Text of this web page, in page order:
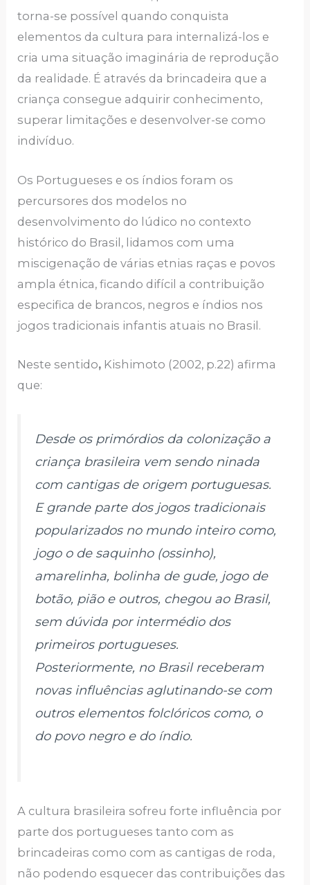
torna-se possível quando conquista
elementos da cultura para internalizá-los e
cria uma situação imaginária de reprodução
da realidade. É através da brincadeira que a
criança consegue adquirir conhecimento,
superar limitações e desenvolver-se como
indivíduo.
Os Portugueses e os índios foram os
percursores dos modelos no
desenvolvimento do lúdico no contexto
histórico do Brasil, lidamos com uma
miscigenação de várias etnias raças e povos
ampla étnica, ficando difícil a contribuição
especifica de brancos, negros e índios nos
jogos tradicionais infantis atuais no Brasil.
Neste sentido, Kishimoto (2002, p.22) afirma
que:
Desde os primórdios da colonização a
criança brasileira vem sendo ninada
com cantigas de origem portuguesas.
E grande parte dos jogos tradicionais
popularizados no mundo inteiro como,
jogo o de saquinho (ossinho),
amarelinha, bolinha de gude, jogo de
botão, pião e outros, chegou ao Brasil,
sem dúvida por intermédio dos
primeiros portugueses.
Posteriormente, no Brasil receberam
novas influências aglutinando-se com
outros elementos folclóricos como, o
do povo negro e do índio.
A cultura brasileira sofreu forte influência por
parte dos portugueses tanto com as
brincadeiras como com as cantigas de roda,
não podendo esquecer das contribuições das